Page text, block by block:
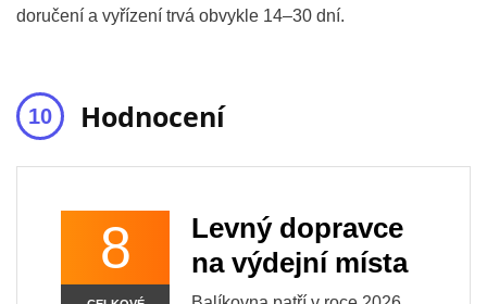
doručení a vyřízení trvá obvykle 14–30 dní.
Hodnocení
8
Levný dopravce
na výdejní místa